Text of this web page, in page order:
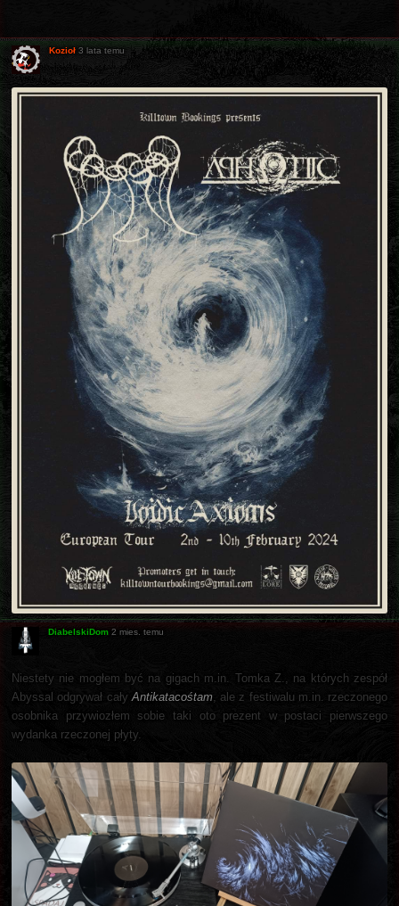
Kozioł 3 lata temu
DiabelskiDom 2 mies. temu
Niestety nie mogłem być na gigach m.in. Tomka Z., na których zespół
Abyssal odgrywał całyAntikatacośtam, ale z festiwalu m.in. rzeczonego
osobnika przywiozłem sobie taki oto prezent w postaci pierwszego
wydanka rzeczonej płyty.